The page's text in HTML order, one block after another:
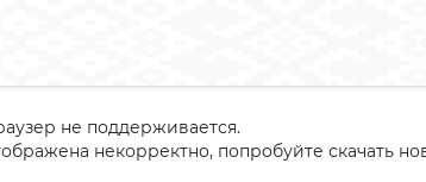
Голуб назначен командующим Военно-
не поддерживается.
некорректно, попробуйте скачать